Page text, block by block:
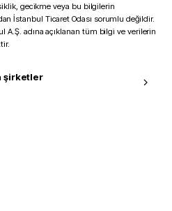
gecikme veya bu bilgilerin
İstanbul Ticaret Odası sorumlu değildir.
A.Ş. adına açıklanan tüm bilgi ve verilerin
şirketler